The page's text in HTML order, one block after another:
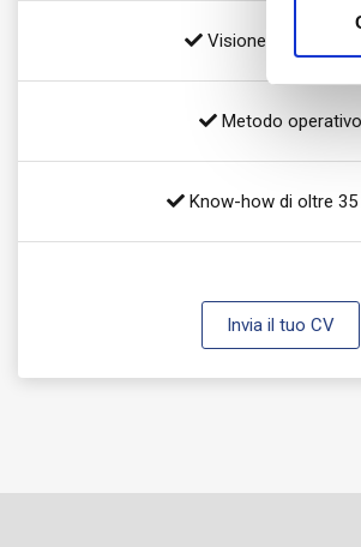
Visione
Metodo operativo
Know-how di oltre 35
Invia il tuo CV